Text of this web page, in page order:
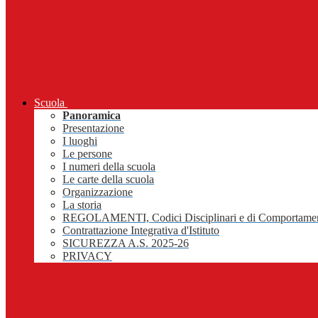
Scuola
Panoramica
Presentazione
I luoghi
Le persone
I numeri della scuola
Le carte della scuola
Organizzazione
La storia
REGOLAMENTI, Codici Disciplinari e di
Contrattazione Integrativa d'Istituto
SICUREZZA A.S. 2025-26
PRIVACY